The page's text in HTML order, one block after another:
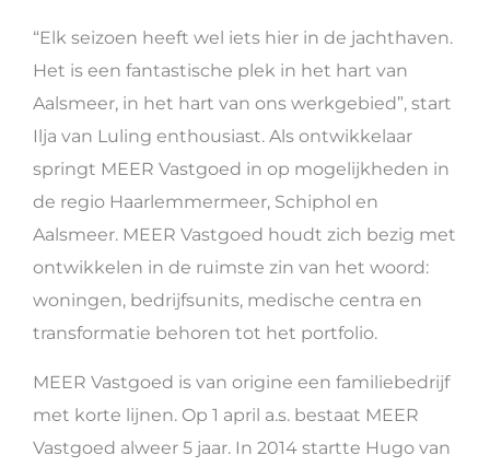
“Elk seizoen heeft wel iets hier in de jachthaven.
Het is een fantastische plek in het hart van
Aalsmeer, in het hart van ons werkgebied”, start
Ilja van Luling enthousiast. Als ontwikkelaar
springt MEER Vastgoed in op mogelijkheden in
de regio Haarlemmermeer, Schiphol en
Aalsmeer. MEER Vastgoed houdt zich bezig met
ontwikkelen in de ruimste zin van het woord:
woningen, bedrijfsunits, medische centra en
transformatie behoren tot het portfolio.
MEER Vastgoed is van origine een familiebedrijf
met korte lijnen. Op 1 april a.s. bestaat MEER
Vastgoed alweer 5 jaar. In 2014 startte Hugo van